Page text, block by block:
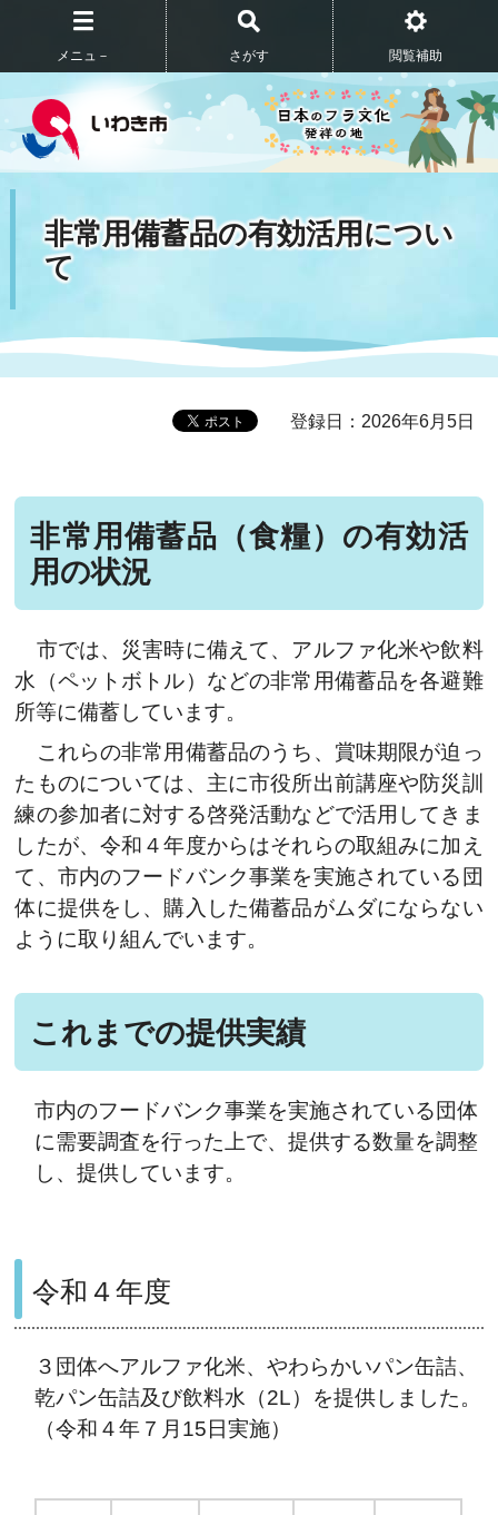
メニュ－ さがす 閲覧補助
非常用備蓄品の有効活用につい
て
登録日：2026年6月5日
非常用備蓄品（食糧）の有効活
用の状況
市では、災害時に備えて、アルファ化米や飲料
水（ペットボトル）などの非常用備蓄品を各避難
所等に備蓄しています。
これらの非常用備蓄品のうち、賞味期限が迫っ
たものについては、主に市役所出前講座や防災訓
練の参加者に対する啓発活動などで活用してきま
したが、令和４年度からはそれらの取組みに加え
て、市内のフードバンク事業を実施されている団
体に提供をし、購入した備蓄品がムダにならない
ように取り組んでいます。
これまでの提供実績
市内のフードバンク事業を実施されている団体
に需要調査を行った上で、提供する数量を調整
し、提供しています。
令和４年度
３団体へアルファ化米、やわらかいパン缶詰、
乾パン缶詰及び飲料水（2L）を提供しました。
（令和４年７月15日実施）